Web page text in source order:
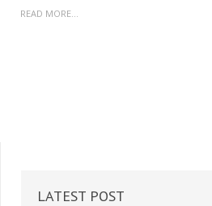
READ MORE...
LATEST POST